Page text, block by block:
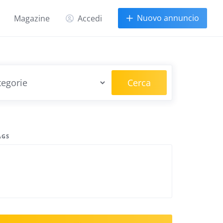
Magazine Accedi Nuovo annuncio
Cerca